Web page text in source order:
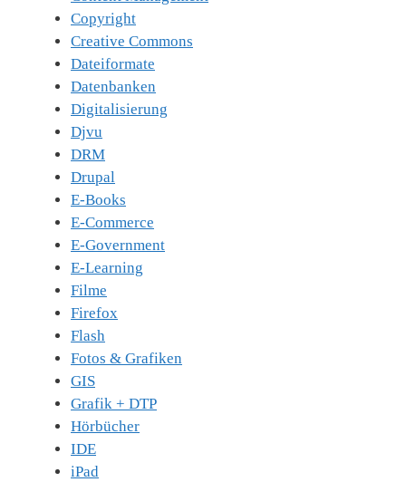
Copyright
Creative Commons
Dateiformate
Datenbanken
Digitalisierung
Djvu
DRM
Drupal
E-Books
E-Commerce
E-Government
E-Learning
Filme
Firefox
Flash
Fotos & Grafiken
GIS
Grafik + DTP
Hörbücher
IDE
iPad